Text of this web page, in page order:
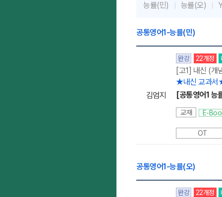
능률(민) 능률(오)
공통영어1-능률(민)
김엄지
완강 22개정
[고1] 내신 (개
★내신 교과
[공통영어1 능
교재 E-
OT
공통영어1-능률(오)
완강 22개정